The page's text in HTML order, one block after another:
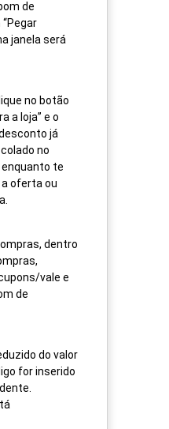
de
janela será
no botão
a loja” e o
já
no
te
oferta ou
dentro
vale e
de
do valor
for inserido